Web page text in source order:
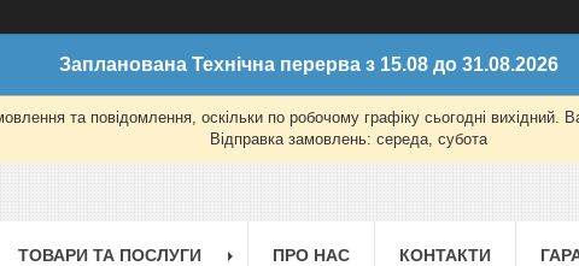
Запланована Технічна перерва з 15.08 до 31.08.2026
та повідомлення, оскільки по робочому графіку сьогодні
Відправка замовлень: середа, субота
ТОВАРИ ТА ПОСЛУГИ ПРО НАС КОНТАКТИ